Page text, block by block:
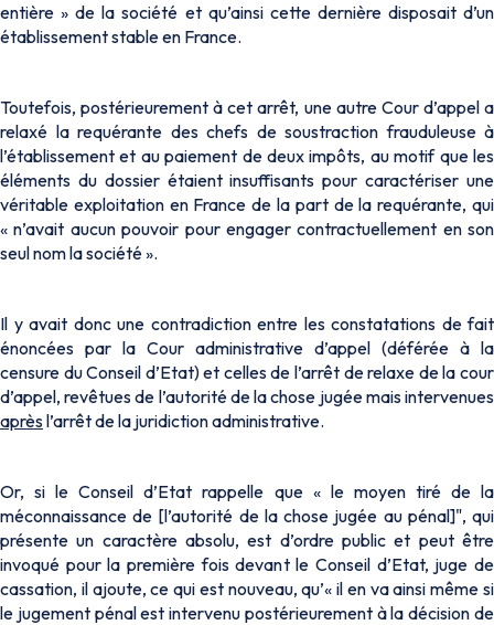
entière » de la société et qu’ainsi cette dernière disposait d’un
établissement stable en France.
Toutefois, postérieurement à cet arrêt, une autre Cour d’appel a
relaxé la requérante des chefs de soustraction frauduleuse à
l’établissement et au paiement de deux impôts, au motif que les
éléments du dossier étaient insuffisants pour caractériser une
véritable exploitation en France de la part de la requérante, qui
«n’avait aucun pouvoir pour engager contractuellement en son
seul nom la société».
Il y avait donc une contradiction entre les constatations de fait
énoncées par la Cour administrative d’appel (déférée à la
censure du Conseil d’Etat) et celles de l’arrêt de relaxe de la cour
d’appel, revêtues de l’autorité de la chose jugée mais intervenues
aprèsl’arrêt de la juridiction administrative.
Or, si le Conseil d’Etat rappelle que « le moyen tiré de la
méconnaissance de [l’autorité de la chose jugée au pénal]", qui
présente un caractère absolu, est d’ordre public et peut être
invoqué pour la première fois devant le Conseil d’Etat, juge de
cassation, il ajoute, ce qui est nouveau, qu’« il en va ainsi même si
le jugement pénal est intervenu postérieurement à la décision de